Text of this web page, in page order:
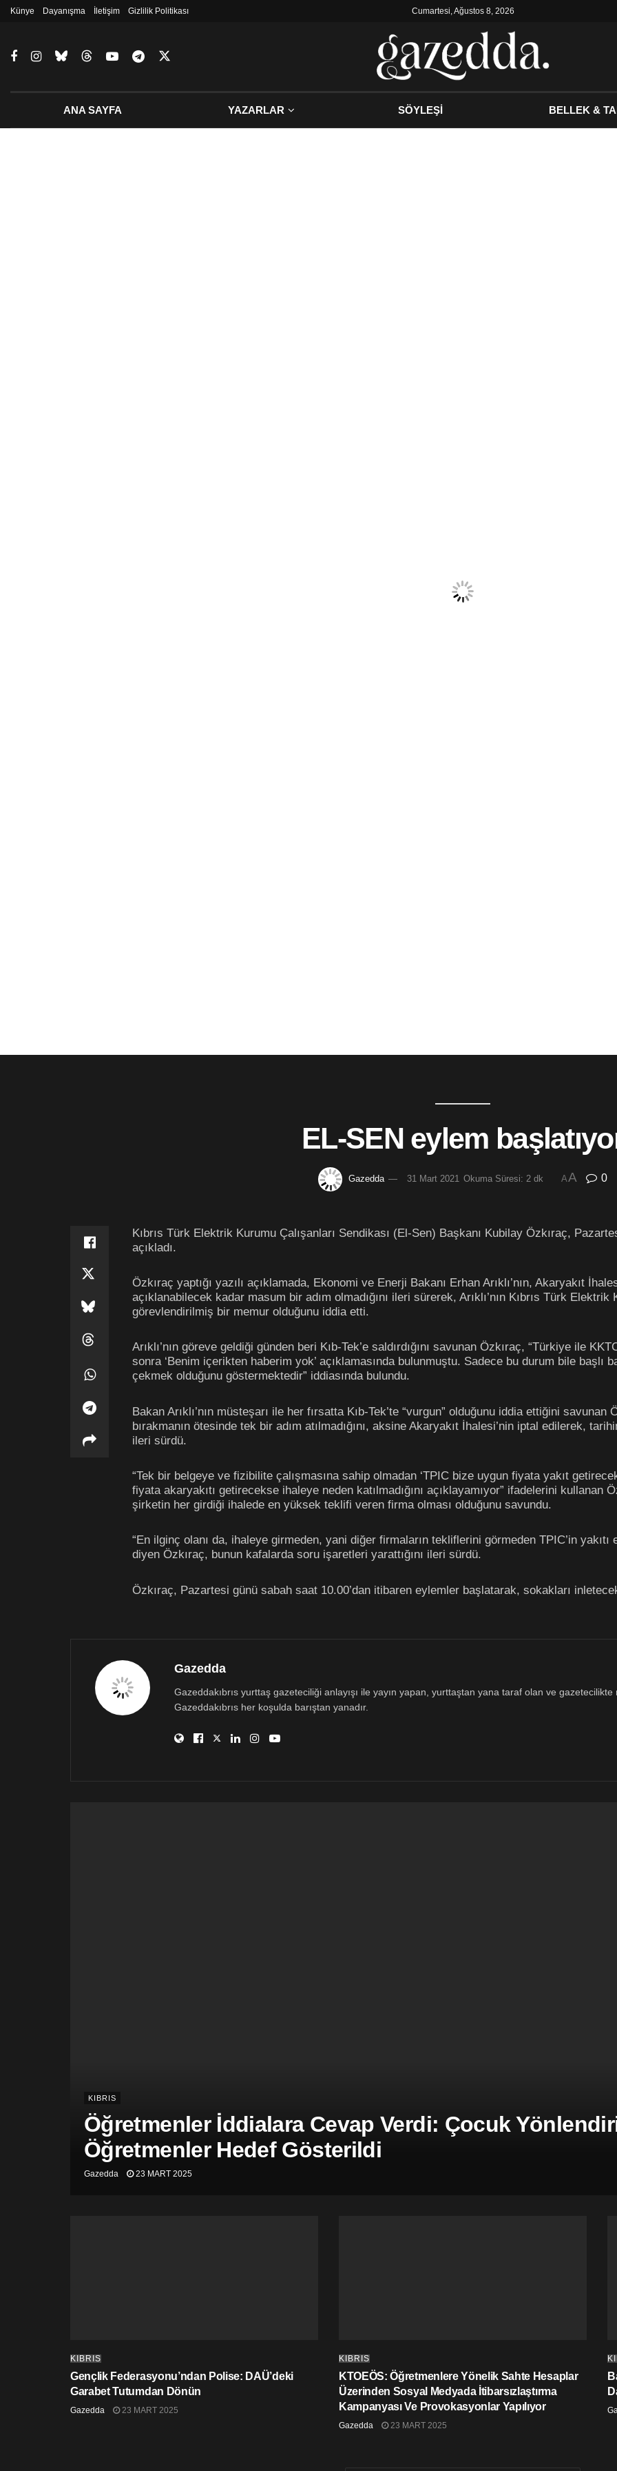
Künye Dayanışma İletişim Gizlilik Politikası Cumartesi, Ağustos 8, 2026
ANA SAYFA YAZARLAR SÖYLEŞİ BELLEK &
EL-SEN eylem
Gazedda 31 Mart 2021 Okuma Süresi: 2 dk AA 0
Kıbrıs Türk Elektrik Kurumu Çalışanları Sendikası (El-Sen) Başkanı Kubilay Özkıraç,
açıkladı.
Özkıraç yaptığı yazılı açıklamada, Ekonomi ve Enerji Bakanı Erhan Arıklı’nın, Akaryakıt
açıklanabilecek kadar masum bir adım olmadığını ileri sürerek, Arıklı’nın Kıbrıs Türk
görevlendirilmiş bir memur olduğunu iddia etti.
Arıklı’nın göreve geldiği günden beri Kıb-Tek’e saldırdığını savunan Özkıraç, “Türkiye ile
sonra ‘Benim içerikten haberim yok’ açıklamasında bulunmuştu. Sadece bu durum bile başlı
çekmek olduğunu göstermektedir” iddiasında bulundu.
Bakan Arıklı’nın müsteşarı ile her fırsatta Kıb-Tek’te “vurgun” olduğunu iddia ettiğini
bırakmanın ötesinde tek bir adım atılmadığını, aksine Akaryakıt İhalesi’nin iptal edilerek,
ileri sürdü.
“Tek bir belgeye ve fizibilite çalışmasına sahip olmadan ‘TPIC bize uygun fiyata yakıt
fiyata akaryakıtı getirecekse ihaleye neden katılmadığını açıklayamıyor” ifadelerini kullanan
şirketin her girdiği ihalede en yüksek teklifi veren firma olması olduğunu savundu.
“En ilginç olanı da, ihaleye girmeden, yani diğer firmaların tekliflerini görmeden TPIC’in
diyen Özkıraç, bunun kafalarda soru işaretleri yarattığını ileri sürdü.
Özkıraç, Pazartesi günü sabah saat 10.00’dan itibaren eylemler başlatarak, sokakları
Gazedda
Gazeddakıbrıs yurttaş gazeteciliği anlayışı ile yayın yapan, yurttaştan yana taraf olan ve
Gazeddakıbrıs her koşulda barıştan yanadır.
KIBRIS
Öğretmenler İddialara Cevap Verdi: Çocuk
Öğretmenler Hedef Gösterildi
Gazedda 23 MART 2025
KIBRIS
Gençlik Federasyonu’ndan Polise: DAÜ’deki
Garabet Tutumdan Dönün
Gazedda 23 MART 2025
KIBRIS
KTOEÖS: Öğretmenlere Yönelik Sahte Hesaplar
Üzerinden Sosyal Medyada İtibarsızlaştırma
Kampanyası Ve Provokasyonlar Yapılıyor
Gazedda 23 MART 2025